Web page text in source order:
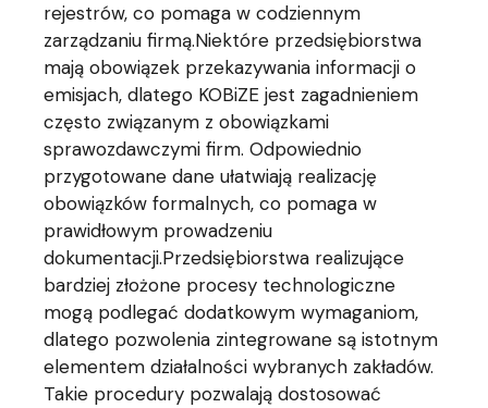
rejestrów, co pomaga w codziennym
zarządzaniu firmą.Niektóre przedsiębiorstwa
mają obowiązek przekazywania informacji o
emisjach, dlatego KOBiZE jest zagadnieniem
często związanym z obowiązkami
sprawozdawczymi firm. Odpowiednio
przygotowane dane ułatwiają realizację
obowiązków formalnych, co pomaga w
prawidłowym prowadzeniu
dokumentacji.Przedsiębiorstwa realizujące
bardziej złożone procesy technologiczne
mogą podlegać dodatkowym wymaganiom,
dlatego pozwolenia zintegrowane są istotnym
elementem działalności wybranych zakładów.
Takie procedury pozwalają dostosować